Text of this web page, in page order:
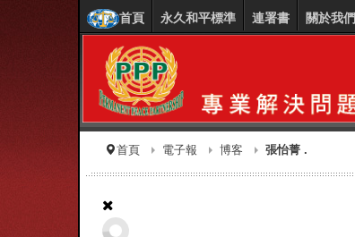
首頁 永久和平標準 連署書 關於我們
首頁 電子報 博客 張怡菁 .